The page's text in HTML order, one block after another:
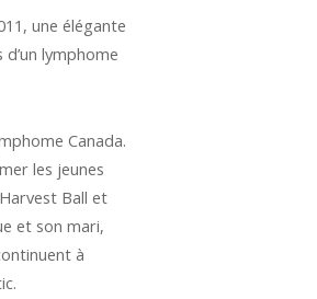
une élégante
lymphome
Canada.
les jeunes
Ball et
et son mari,
à